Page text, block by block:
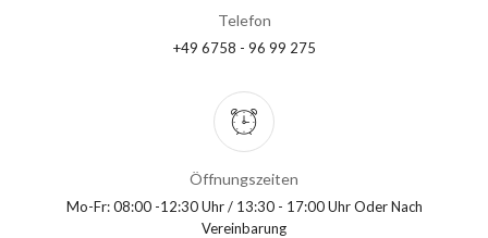
Telefon
+49 6758 - 96 99 275
Öffnungszeiten
Mo-Fr: 08:00 -12:30 Uhr / 13:30 - 17:00 Uhr Oder Nach
Vereinbarung